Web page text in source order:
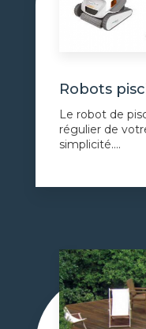
Robots
Le robot de
régulier de
simplicité....